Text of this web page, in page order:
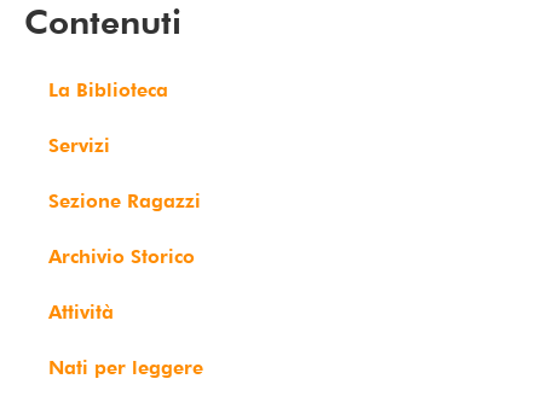
Contenuti
La Biblioteca
Servizi
Sezione Ragazzi
Archivio Storico
Attività
Nati per leggere